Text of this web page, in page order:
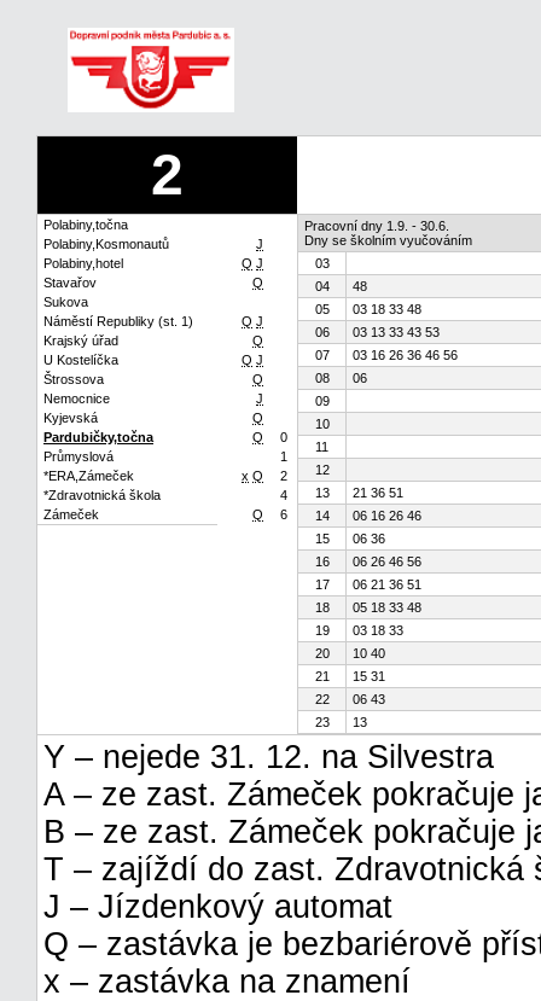
2
Polabiny,točna
Polabiny,Kosmonautů
J
Polabiny,hotel
Q J
Stavařov
Q
Sukova
Náměstí Republiky (st. 1)
Q J
Krajský úřad
Q
U Kostelíčka
Q J
Štrossova
Q
Nemocnice
J
Kyjevská
Q
Pardubičky,točna
Q
0
Průmyslová
1
*ERA,Zámeček
x Q
2
*Zdravotnická škola
4
Zámeček
Q 6
Pracovní dny 1.9. - 30.6.
Dny se školním vyučováním
03
04
48
05
03 18 33 48
06
03 13 33 43 53
07
03 16 26 36 46 56
08
06
09
10
11
12
13
21 36 51
14
06 16 26 46
15
06 36
16
06 26 46 56
17
06 21 36 51
18
05 18 33 48
19
03 18 33
20
10 40
21
15 31
22
06 43
23
13
Y – nejede 31. 12. na Silvestra
A – ze zast. Zámeček pokračuje
B – ze zast. Zámeček pokračuje
T – zajíždí do zast. Zdravotnická
J – Jízdenkový automat
Q – zastávka je bezbariérově
x – zastávka na znamení